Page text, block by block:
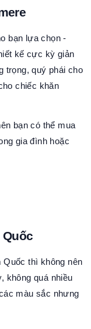
bạn lựa chọn -
kế cực kỳ giản
trọng, quý phái cho
chiếc khăn
bạn có thể mua
gia đình hoặc
Quốc
thì không nên
không quá nhiều
màu sắc nhưng